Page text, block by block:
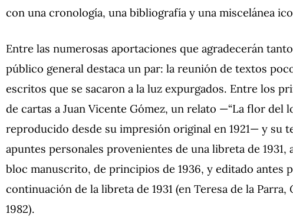
con una cronología, una bibliografía y una miscelánea
Entre las numerosas aportaciones que agradecerán
público general destaca un par: la reunión de textos
escritos que se sacaron a la luz expurgados. Entre los
de cartas a Juan Vicente Gómez, un relato —“La flor del
reproducido desde su impresión original en 1921— y su
apuntes personales provenientes de una libreta de
bloc manuscrito, de principios de 1936, y editado antes
continuación de la libreta de 1931 (en Teresa de la Parra,
1982).